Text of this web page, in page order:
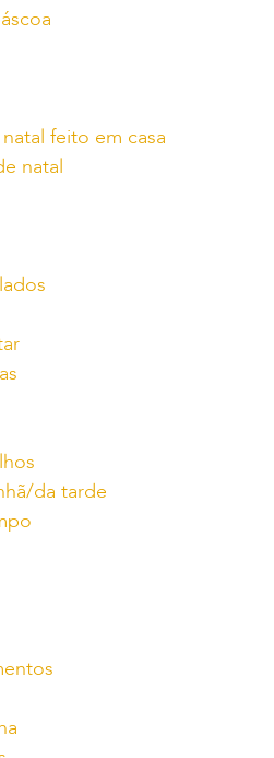
feito em casa
natal
da tarde